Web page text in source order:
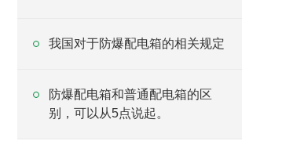
我国对于防爆配电箱的相关规定
防爆配电箱和普通配电箱的区
别，可以从5点说起。